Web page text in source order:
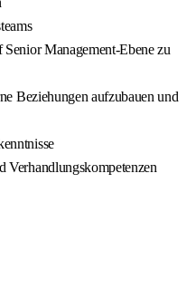
Senior Management-Ebene zu
Beziehungen aufzubauen und
Verhandlungskompetenzen